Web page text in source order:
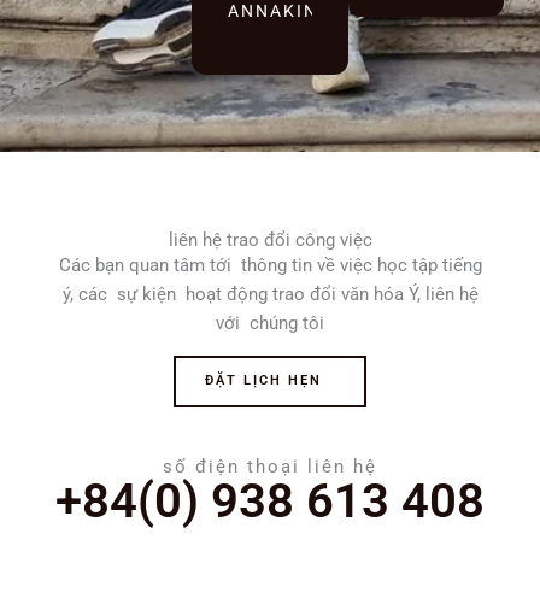
ANNAKIN
liên hệ trao đổi công việc
Các bạn quan tâm tới thông tin về việc học tập tiếng
ý, các sự kiện hoạt động trao đổi văn hóa Ý, liên hệ
với chúng tôi
ĐẶT LỊCH HẸN
số điện thoại liên hệ
+84(0) 938 613 408